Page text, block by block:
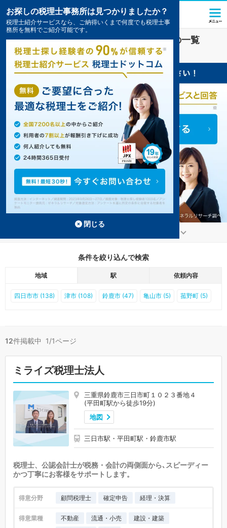
平田町駅(三重県)の税理士・会計事務所の一覧
12件掲載中
条件を絞り込んで検索
地域 駅 依頼内容
四日市市 (138) 津市 (108) 鈴鹿市 (47) 亀山市 (5) 菰野町 (5)
12件掲載中 1/1ページ
ミライズ税理士法人
三重県鈴鹿市三日市町１０２３番地４
(平田町駅から徒歩19分)
地図
三日市駅・平田町駅・鈴鹿市駅
税理士、公認会計士が税務・会計の両側面から､スピーディー
かつ丁寧にお客様をサポートします。
得意分野 顧問税理士 確定申告 経理・決算
得意業種 不動産 流通・小売
建設・建築
お探しの税理士事務所は見つかりましたか？
税理士紹介サービスなら、ご納得いくまで何度でも税理士事
務所を無料でご紹介可能です。
閉じる